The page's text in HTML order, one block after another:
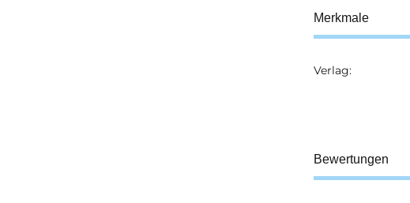
Merkmale
Wert
Verlag:
Bewertungen